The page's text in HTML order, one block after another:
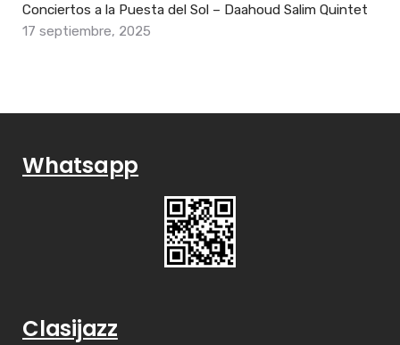
Conciertos a la Puesta del Sol – Daahoud Salim Quintet
17 septiembre, 2025
Whatsapp
Clasijazz